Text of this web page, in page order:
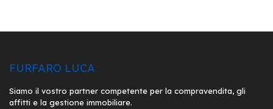
FURFARO LUCA
Siamo il vostro partner competente per la compravendita, gli
affitti e la gestione immobiliare.